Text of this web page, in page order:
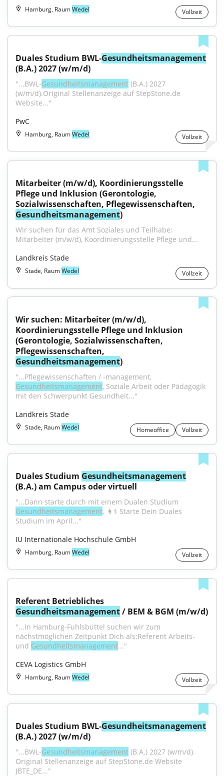
Hamburg, RaumWedel Vollzeit
Duales Studium BWL-Gesundheitsmanagement
(B.A.) 2027 (w/m/d)
"...BWL-Gesundheitsmanagement (B.A.) 2027
(w/m/d).Original Stellenanzeige auf StepStone.de
Website..."
PwC
Hamburg, RaumWedel Vollzeit
Mitarbeiter (m/w/d), Koordinierungsstelle
Pflege und Inklusion (Gerontologie,
Gesundheitsmanagement)
Wir suchen für das Amt Soziales und Teilhabe:
Mitarbeiter (m/w/d), Koordinierungsstelle Pflege und...
Landkreis Stade
Stade, RaumWedel Vollzeit
Wir suchen: Mitarbeiter (m/w/d),
Koordinierungsstelle Pflege und Inklusion
(Gerontologie, Sozialwissenschaften,
Gesundheitsmanagement)
Gesundheitsmanagement, Soziale Arbeit oder Pädagogik
mit den Schwerpunkt Gesundheit..."
Landkreis Stade
Stade, RaumWedel Homeoffice Vollzeit
Duales Studium Gesundheitsmanagement
(B.A.) am Campus oder virtuell
Gesundheitsmanagement. 👩⚕️ Starte Dein Duales
Studium im April..."
IU Internationale Hochschule GmbH
Hamburg, RaumWedel Vollzeit
Gesundheitsmanagement / BEM & BGM (m/w/d)
"...in Hamburg-Fuhlsbüttel suchen wir zum
nächstmöglichen Zeitpunkt Dich als:Referent Arbeits-
und Gesundheitsmanagement..."
CEVA Logistics GmbH
Hamburg, RaumWedel Vollzeit
Duales Studium BWL-Gesundheitsmanagement
(B.A.) 2027 (w/m/d)
"...BWL-Gesundheitsmanagement (B.A.) 2027 (w/m/d).
Original Stellenanzeige auf StepStone.de Website
JBTE_DE..."